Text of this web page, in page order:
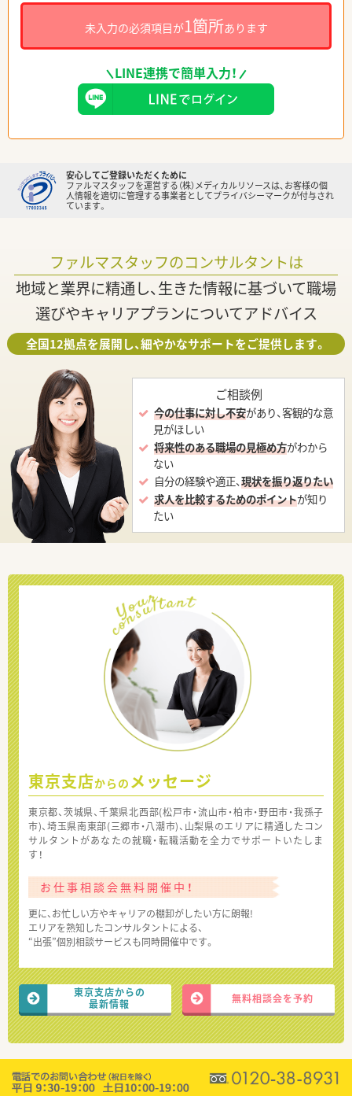
未入力の必須項目が1箇所あります
LINE連携で簡単入力！
安心してご登録いただくために
ファルマスタッフを運営する（株）メディカルリソースは、お客様の個
人情報を適切に管理する事業者としてプライバシーマークが付与され
ています。
ファルマスタッフのコンサルタントは
地域と業界に精通し、生きた情報に基づいて職場
選びやキャリアプランについてアドバイス
全国12拠点を展開し、細やかなサポートをご提供します。
ご相談例
今の仕事に対し不安があり、客観的な意
見がほしい
将来性のある職場の見極め方がわから
ない
自分の経験や適正、現状を振り返りたい
求人を比較するためのポイントが知り
たい
東京支店からの メッセージ
東京都、茨城県、千葉県北西部(松戸市・流山市・柏市・野田市・我孫子
市)、埼玉県南東部(三郷市・八潮市)、山梨県のエリアに精通したコン
サルタントがあなたの就職・転職活動を全力でサポートいたしま
す！
お仕事相談会無料開催中！
更に、お忙しい方やキャリアの棚卸がしたい方に朗報!
エリアを熟知したコンサルタントによる、
“出張”個別相談サービスも同時開催中です。
東京支店からの
最新情報
無料相談会を予約